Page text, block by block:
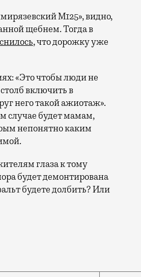
М125», видно,
щебнем. Тогда в
, что дорожку уже
«Это чтобы люди не
включить в
него такой ажиотаж».
случае будет мамам,
непонятно каким
глаза к тому
будет демонтирована
будете долбить? Или